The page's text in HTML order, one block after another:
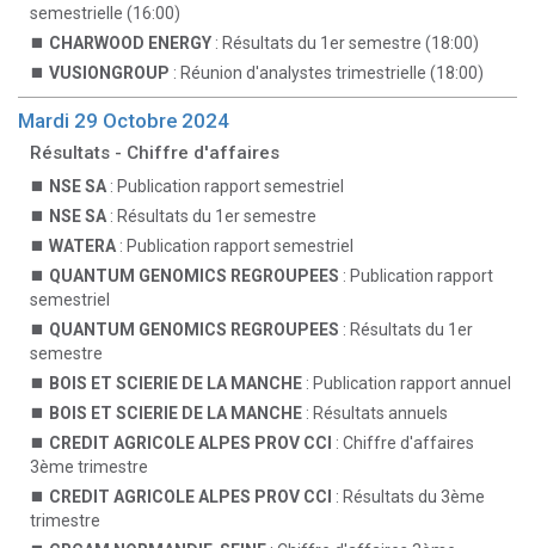
semestrielle (16:00)
CHARWOOD ENERGY : Résultats du 1er semestre (18:00)
VUSIONGROUP : Réunion d'analystes trimestrielle (18:00)
Mardi 29 Octobre 2024
Résultats - Chiffre d'affaires
NSE SA : Publication rapport semestriel
NSE SA : Résultats du 1er semestre
WATERA : Publication rapport semestriel
QUANTUM GENOMICS REGROUPEES : Publication rapport
semestriel
QUANTUM GENOMICS REGROUPEES : Résultats du 1er
semestre
BOIS ET SCIERIE DE LA MANCHE : Publication rapport annuel
BOIS ET SCIERIE DE LA MANCHE : Résultats annuels
CREDIT AGRICOLE ALPES PROV CCI : Chiffre d'affaires
3ème trimestre
CREDIT AGRICOLE ALPES PROV CCI : Résultats du 3ème
trimestre